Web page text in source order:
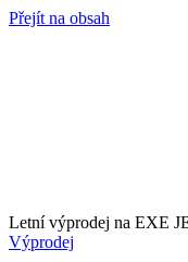
Přejít na obsah
Letní výprodej na EXE
Výprodej